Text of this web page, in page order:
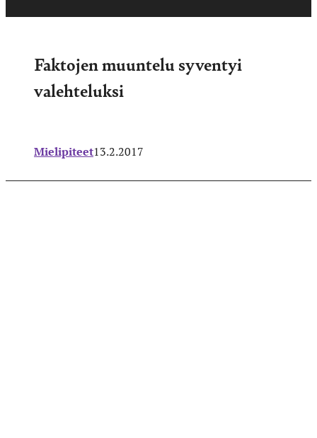
Faktojen muuntelu syventyi
valehteluksi
Mielipiteet13.2.2017